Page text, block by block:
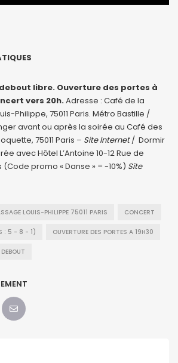
libre. Ouverture des portes à
vers 20h.Adresse : Café de la
Philippe, 75011 Paris. Métro Bastille /
avant ou après la soirée au Café des
75011 Paris – Site Internet/ Dormir
avec Hôtel L’Antoine 10-12 Rue de
(Code promo « Danse » = -10%) Site
LOUIS-PHILIPPE 75011 PARIS CONCERT
: 5 - 8 - 1) OUVERTURE DES PORTES A 19H30